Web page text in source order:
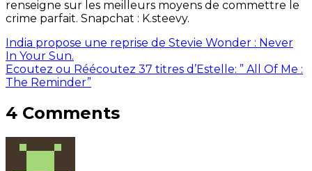
renseigne sur les meilleurs moyens de commettre le
crime parfait. Snapchat : K.steevy.
India propose une reprise de Stevie Wonder : Never
In Your Sun.
Ecoutez ou Réécoutez 37 titres d’Estelle: ” All Of Me :
The Reminder”
4 Comments